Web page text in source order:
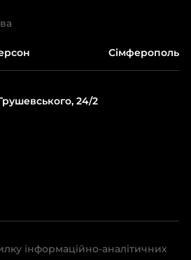
Сімферополь
24/2
інформаційно-аналітичних